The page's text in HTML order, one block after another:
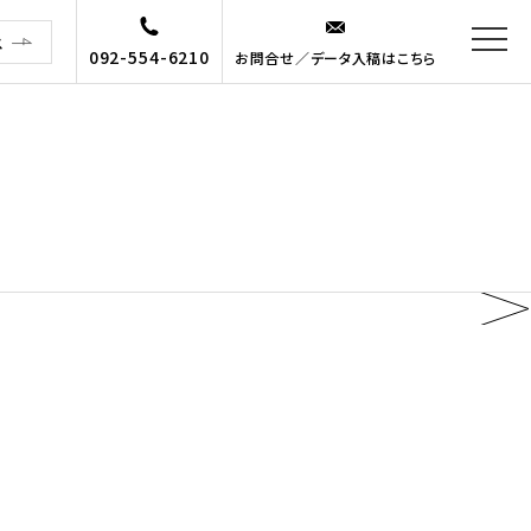
092-554-6210 お問合せ／データ入稿はこちら